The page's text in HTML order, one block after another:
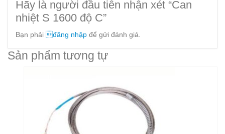
Hãy là người đầu tiên nhận xét “Can
nhiệt S 1600 độ C”
Bạn phải đăng nhập để gửi đánh giá.
Sản phẩm tương tự